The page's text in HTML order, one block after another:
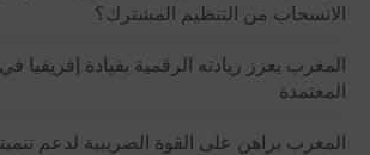
الانسحاب من التنظيم المشترك؟
المغرب يعزز ريادته الرقمية بقيادة إفريقيا
المعتمدة
المغرب يراهن على القوة الضريبية لدعم